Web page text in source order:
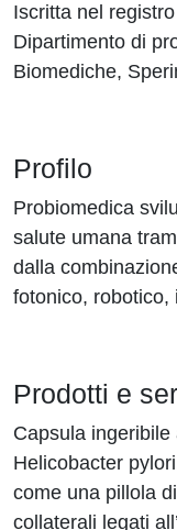
Iscritta nel
Dipartimento di
Biomediche,
Profilo
Probiomedica
salute umana
dalla
fotonico, robotico,
Prodotti e
Capsula ingeribile
Helicobacter
come una pillola
collaterali legati